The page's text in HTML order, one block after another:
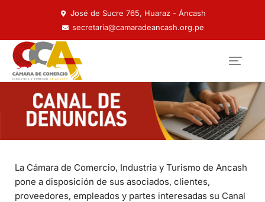
José de Sucre 765, Huaraz - Áncash
secretaria@camaradeancash.org.pe
La Cámara de Comercio, Industria y Turismo de Ancash
pone a disposición de sus asociados, clientes,
proveedores, empleados y partes interesadas su Canal